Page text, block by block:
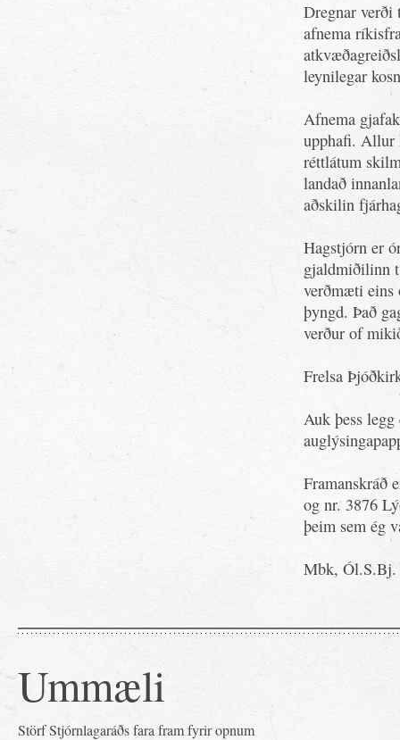
Dregnar verði
afnema
leynilegar
Afnema
upphafi. Allur
réttlátum
landað
aðskilin
Hagstjórn er
gjaldmiðilinn
verðmæti eins
þyngd. Það
verður of
Frelsa
Auk þess
Framanskráð
og nr. 3876
þeim sem ég
Mbk, Ól.S.Bj.
Ummæli
Störf Stjórnlagaráðs fara fram fyrir opnum